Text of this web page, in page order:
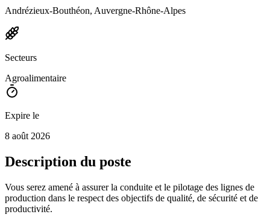
Andrézieux-Bouthéon, Auvergne-Rhône-Alpes
Secteurs
Agroalimentaire
Expire le
8 août 2026
Description du poste
Vous serez amené à assurer la conduite et le pilotage des lignes de
production dans le respect des objectifs de qualité, de sécurité et de
productivité.